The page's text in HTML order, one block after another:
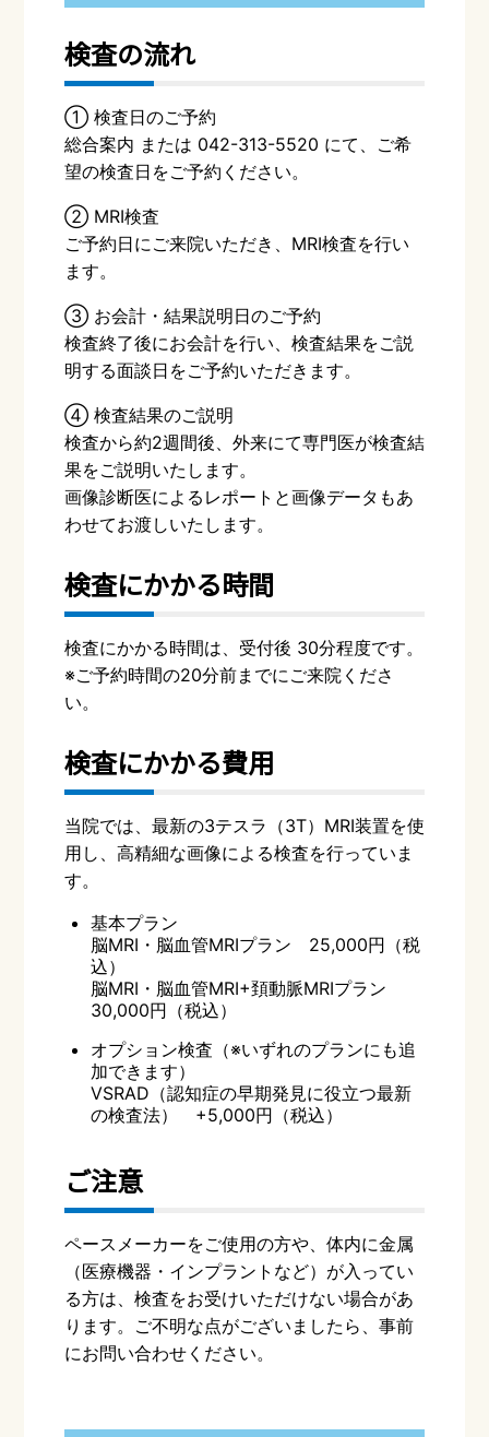
検査の流れ
① 検査日のご予約
総合案内 または 042-313-5520 にて、ご希
望の検査日をご予約ください。
② MRI検査
ご予約日にご来院いただき、MRI検査を行い
ます。
③ お会計・結果説明日のご予約
検査終了後にお会計を行い、検査結果をご説
明する面談日をご予約いただきます。
④ 検査結果のご説明
検査から約2週間後、外来にて専門医が検査結
果をご説明いたします。
画像診断医によるレポートと画像データもあ
わせてお渡しいたします。
検査にかかる時間
検査にかかる時間は、受付後 30分程度です。
※ご予約時間の20分前までにご来院くださ
い。
検査にかかる費用
当院では、最新の3テスラ（3T）MRI装置を使
用し、高精細な画像による検査を行っていま
す。
基本プラン
脳MRI・脳血管MRIプラン 25,000円（税
込）
脳MRI・脳血管MRI+頚動脈MRIプラン
30,000円（税込）
オプション検査（※いずれのプランにも追
加できます）
VSRAD（認知症の早期発見に役立つ最新
の検査法） +5,000円（税込）
ご注意
ペースメーカーをご使用の方や、体内に金属
（医療機器・インプラントなど）が入ってい
る方は、検査をお受けいただけない場合があ
ります。
ご不明な点がございましたら、事前
にお問い合わせください。